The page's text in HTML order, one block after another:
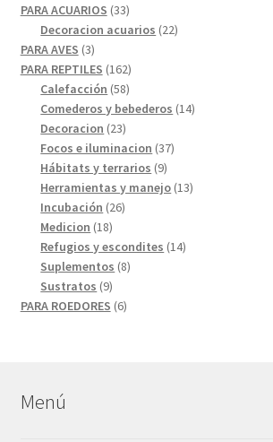
PARA ACUARIOS 3333
productos
Decoracion acuarios 2222
PARA AVES 33
productos
PARA REPTILES 162162
productos
Calefacción 5858
productos
Comederos y bebederos 1414
Decoracion 2323
productos
Focos e iluminacion 3737
Hábitats y terrarios 99
productos
Herramientas y manejo 1313
Incubación 2626
Medicion 1818
productos
Refugios y escondites 1414
Suplementos 88
Sustratos 99
productos
PARA ROEDORES 66
Menú